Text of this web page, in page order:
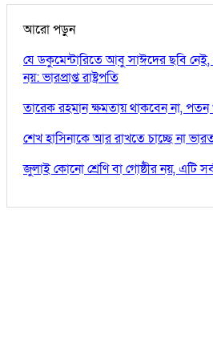
আরো পড়ুন
যে ডকুমেন্টারিতে আবু সাঈদের ছবি
নয়: ভারপ্রাপ্ত রাষ্ট্রপতি
তারেক রহমান ক্ষমতায় থাকবেন না,
শেখ হাসিনাকে আর রাখতে চাচ্ছে না
জুলাই কোনো শ্রেণি বা গোষ্ঠীর নয়, এটি